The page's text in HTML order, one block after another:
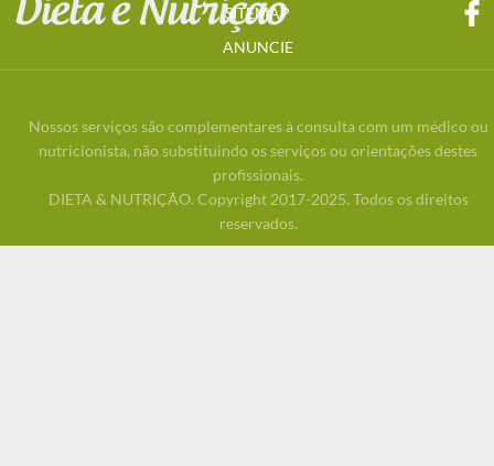
SITEMAP
ANUNCIE
Nossos serviços são complementares à consulta com um médico ou
nutricionista, não substituindo os serviços ou orientações destes
profissionais.
DIETA & NUTRIÇÃO. Copyright 2017-2025. Todos os direitos
reservados.